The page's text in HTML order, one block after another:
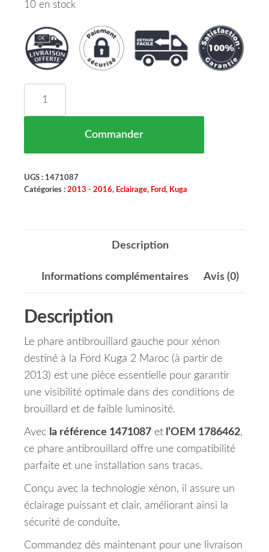
10 en stock
Commander
UGS : 1471087
Catégories : 2013 - 2016, Eclairage, Ford, Kuga
Description
Informations complémentaires Avis (0)
Description
Le phare antibrouillard gauche pour xénon
destiné à la Ford Kuga 2 Maroc (à partir de
2013) est une pièce essentielle pour garantir
une visibilité optimale dans des conditions de
brouillard et de faible luminosité.
Avec la référence 1471087 et l’OEM 1786462,
ce phare antibrouillard offre une compatibilité
parfaite et une installation sans tracas.
Conçu avec la technologie xénon, il assure un
éclairage puissant et clair, améliorant ainsi la
sécurité de conduite.
Commandez dès maintenant pour une livraison